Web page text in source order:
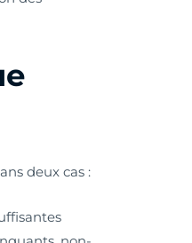
deux cas :